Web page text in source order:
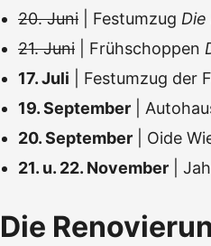
20. Juni | Festumzug
21. Juni | Frühschoppen
17. Juli | Festumzug der
19. September |
20. September | Oide
21. u. 22. November |
Die